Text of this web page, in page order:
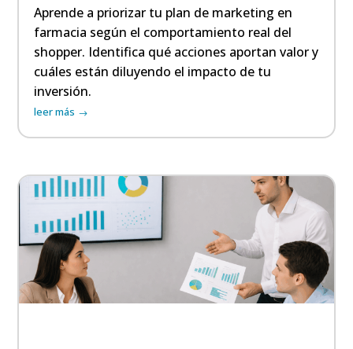
Aprende a priorizar tu plan de marketing en
farmacia según el comportamiento real del
shopper. Identifica qué acciones aportan valor y
cuáles están diluyendo el impacto de tu
inversión.
leer más